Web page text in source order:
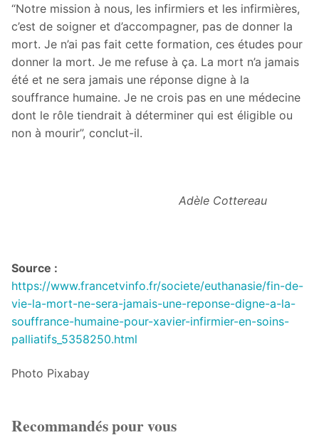
“Notre mission à nous, les infirmiers et les infirmières,
c’est de soigner et d’accompagner, pas de donner la
mort. Je n’ai pas fait cette formation, ces études pour
donner la mort. Je me refuse à ça. La mort n’a jamais
été et ne sera jamais une réponse digne à la
souffrance humaine. Je ne crois pas en une médecine
dont le rôle tiendrait à déterminer qui est éligible ou
non à mourir”, conclut-il.
Adèle Cottereau
Source :
https://www.francetvinfo.fr/societe/euthanasie/fin-de-
vie-la-mort-ne-sera-jamais-une-reponse-digne-a-la-
souffrance-humaine-pour-xavier-infirmier-en-soins-
palliatifs_5358250.html
Photo Pixabay
Recommandés pour vous